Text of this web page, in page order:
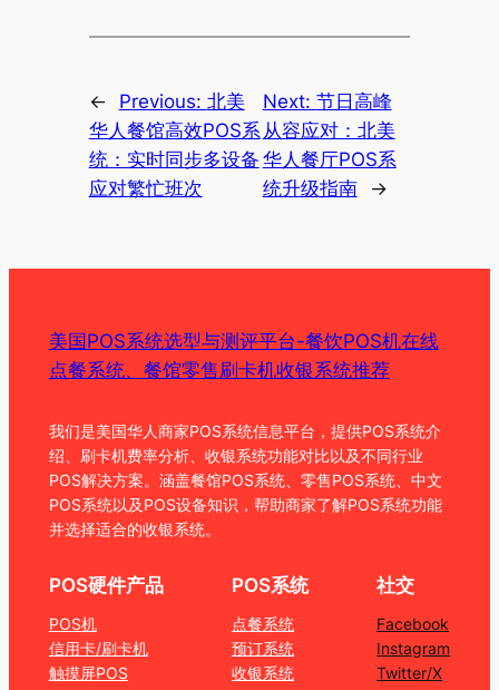
← Previous: 北美
华人餐馆高效POS系
统：实时同步多设备
应对繁忙班次
Next: 节日高峰
从容应对：北美
华人餐厅POS系
统升级指南
→
美国POS系统选型与测评平台-餐饮POS机在线
点餐系统、餐馆零售刷卡机收银系统推荐
我们是美国华人商家POS系统信息平台，提供POS系统介
绍、刷卡机费率分析、收银系统功能对比以及不同行业
POS解决方案。涵盖餐馆POS系统、零售POS系统、中文
POS系统以及POS设备知识，帮助商家了解POS系统功能
并选择适合的收银系统。
POS硬件产品
POS机
信用卡/刷卡机
触摸屏POS
POS系统
点餐系统
预订系统
收银系统
社交
Facebook
Instagram
Twitter/X